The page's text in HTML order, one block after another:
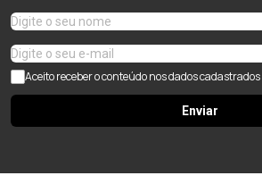
Aceito receber o conteúdo nos dados
Enviar